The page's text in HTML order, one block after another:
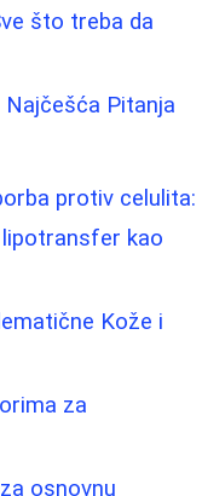
što treba da
Pitanja
protiv celulita:
kao
Kože i
za
osnovnu